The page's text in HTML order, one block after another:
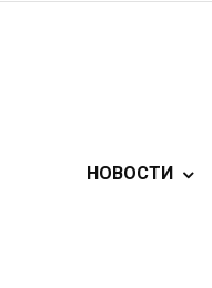
НОВОСТИ